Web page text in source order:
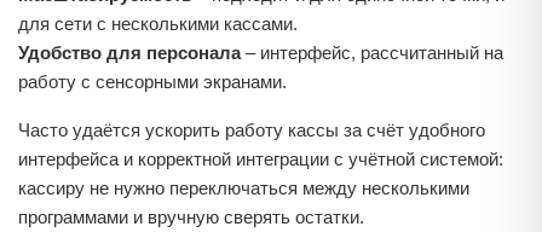
для сети с несколькими кассами.
Удобство для персонала– интерфейс, рассчитанный на
работу с сенсорными экранами.
Часто удаётся ускорить работу кассы за счёт удобного
интерфейса и корректной интеграции с учётной системой:
кассиру не нужно переключаться между несколькими
программами и вручную сверять остатки.